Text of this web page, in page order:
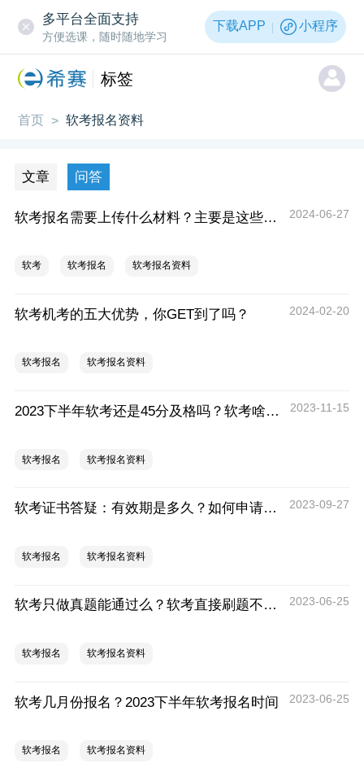
多平台全面支持
方便选课，随时随地学习
下载APP 小程序
标签
首页 > 软考报名资料
文章 问答
软考报名需要上传什么材料？主要是这些材料 2024-06-27
软考 软考报名 软考报名资料
软考机考的五大优势，你GET到了吗？ 2024-02-20
软考报名 软考报名资料
2023下半年软考还是45分及格吗？软考啥时候出成绩？ 2023-11-15
软考报名 软考报名资料
软考证书答疑：有效期是多久？如何申请职称？ 2023-09-27
软考报名 软考报名资料
软考只做真题能通过么？软考直接刷题不看书可以吗 2023-06-25
软考报名 软考报名资料
软考几月份报名？2023下半年软考报名时间 2023-06-25
软考报名 软考报名资料